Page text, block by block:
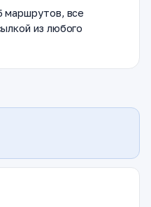
маршрутов, все
из любого